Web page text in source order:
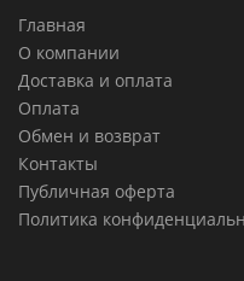
Главная
О компании
Доставка и оплата
Оплата
Обмен и возврат
Контакты
Публичная оферта
Политика